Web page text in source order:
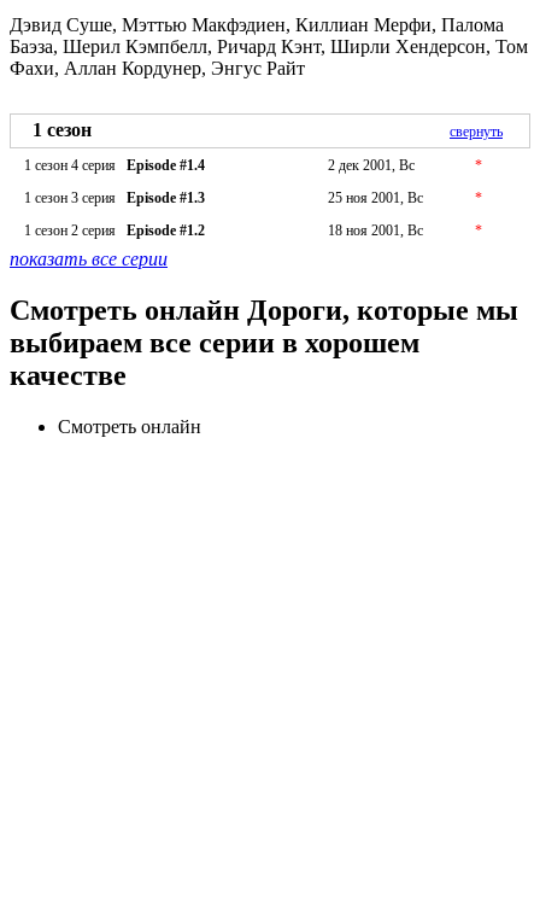
Дэвид Суше, Мэттью Макфэдиен, Киллиан Мерфи, Палома
Баэза, Шерил Кэмпбелл, Ричард Кэнт, Ширли Хендерсон, Том
Фахи, Аллан Кордунер, Энгус Райт
1 сезон
свернуть
1 сезон 4 серия
Episode #1.4 2 дек 2001, Вс
*
1 сезон 3 серия
Episode #1.3 25 ноя 2001, Вс
*
1 сезон 2 серия
Episode #1.2 18 ноя 2001, Вс *
показать все серии
Смотреть онлайн Дороги, которые мы
выбираем все серии в хорошем
качестве
Смотреть онлайн